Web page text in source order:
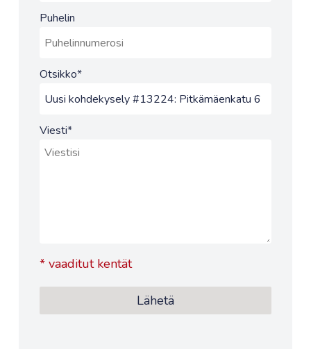
Puhelin
Otsikko*
Viesti*
*vaaditut kentät